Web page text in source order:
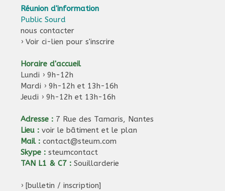
Réunion d'information
Public Sourd
nous contacter
›Voir ci-lien pour s'inscrire
Horaire d'accueil
Lundi › 9h-12h
Mardi › 9h-12h et 13h-16h
Jeudi › 9h-12h et 13h-16h
Adresse : 7 Rue des Tamaris, Nantes
Lieu : voir le bâtiment et le plan
Mail : contact@steum.com
Skype : steumcontact
TAN L1 & C7 : Souillarderie
›[bulletin / inscription]